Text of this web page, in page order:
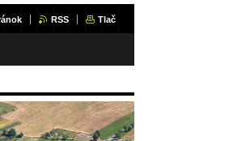
RSS Tlač